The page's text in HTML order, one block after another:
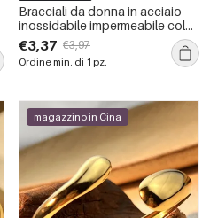
Bracciali da donna in acciaio
inossidabile impermeabile color
oro con pietre naturali
€3,37 €3,97
Ordine min. di 1 pz.
magazzino in Cina